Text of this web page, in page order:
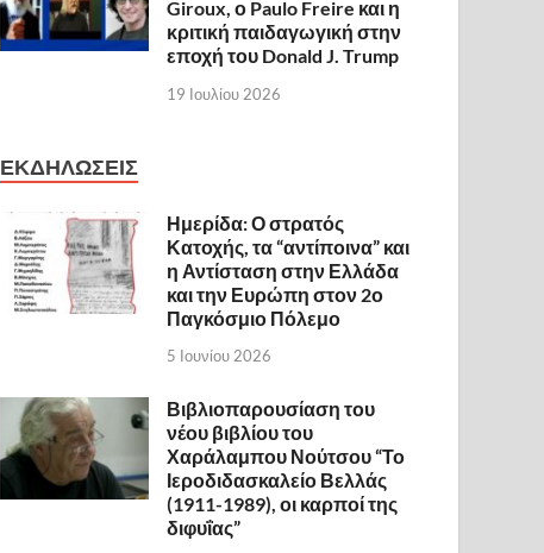
Giroux, ο Paulo Freire και η
κριτική παιδαγωγική στην
εποχή του Donald J. Trump
19 Ιουλίου 2026
ΕΚΔΗΛΩΣΕΙΣ
Ημερίδα: Ο στρατός
Κατοχής, τα “αντίποινα” και
η Αντίσταση στην Ελλάδα
και την Ευρώπη στον 2ο
Παγκόσμιο Πόλεμο
5 Ιουνίου 2026
Βιβλιοπαρουσίαση του
νέου βιβλίου του
Χαράλαμπου Νούτσου “Το
Ιεροδιδασκαλείο Βελλάς
(1911-1989), οι καρποί της
διφυΐας”